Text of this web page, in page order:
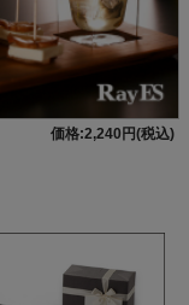
価格:2,240円(税込)